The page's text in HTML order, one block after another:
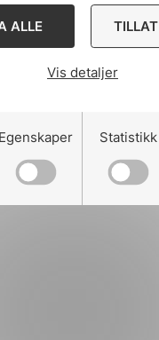
ALLE
Vis detaljer
Egenskaper Statistikk